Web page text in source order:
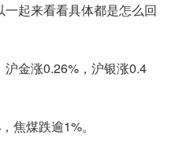
起来看看具体都是怎么回
金涨0.26%，沪银涨0.4
焦煤跌逾1%。